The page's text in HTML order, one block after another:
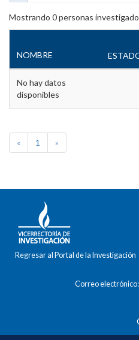
Mostrando 0personas
NOMBRE
No hay datos
disponibles
« 1 »
Regresar al Portal de la Investigación
Correo